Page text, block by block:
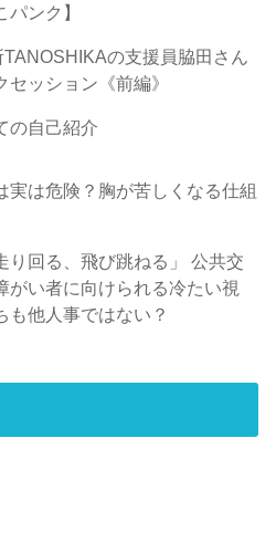
パンク】
の支援員脇田さん
セッション《前編》
の自己紹介
実は危険？胸が苦しくなる仕組
り回る、飛び跳ねる」 公共交
がい者に向けられる冷たい視
も他人事ではない？